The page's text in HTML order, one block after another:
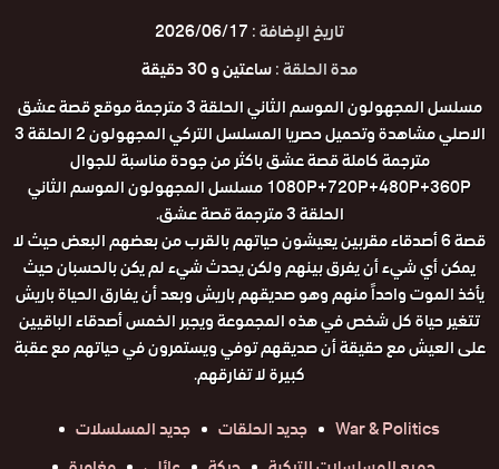
تاريخ الإضافة :2026/06/17
مدة الحلقة :ساعتين و 30 دقيقة
مسلسل المجهولون الموسم الثاني الحلقة 3 مترجمة موقع قصة عشق
الاصلي مشاهدة وتحميل حصريا المسلسل التركي المجهولون 2 الحلقة 3
مترجمة كاملة قصة عشق باكثر من جودة مناسبة للجوال
1080P+720P+480P+360P مسلسل المجهولون الموسم الثاني
الحلقة 3 مترجمة قصة عشق.
قصة 6 أصدقاء مقربين يعيشون حياتهم بالقرب من بعضهم البعض حيث لا
يمكن أي شيء أن يفرق بينهم ولكن يحدث شيء لم يكن بالحسبان حيث
يأخذ الموت واحداً منهم وهو صديقهم باريش وبعد أن يفارق الحياة باريش
تتغير حياة كل شخص في هذه المجموعة ويجبر الخمس أصدقاء الباقيين
على العيش مع حقيقة أن صديقهم توفي ويستمرون في حياتهم مع عقبة
كبيرة لا تفارقهم.
War & Politics
جديد الحلقات
جديد المسلسلات